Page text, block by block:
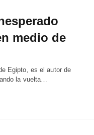
medio de
Egipto, es el autor de
la vuelta…